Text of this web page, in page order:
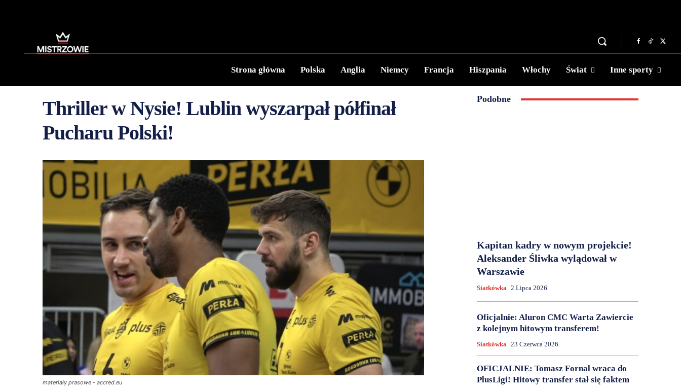
Strona główna Polska Anglia Niemcy Francja Hiszpania Włochy Świat Inne sporty
Thriller w Nysie! Lublin wyszarpał półfinał
Pucharu Polski!
materiały prasowe - accred.eu
Podobne
Kapitan kadry w nowym projekcie!
Aleksander Śliwka wylądował w
Warszawie
Siatkówka 2 Lipca 2026
Oficjalnie: Aluron CMC Warta Zawiercie
z kolejnym hitowym transferem!
Siatkówka 23 Czerwca 2026
OFICJALNIE: Tomasz Fornal wraca do
PlusLigi! Hitowy transfer stał się faktem